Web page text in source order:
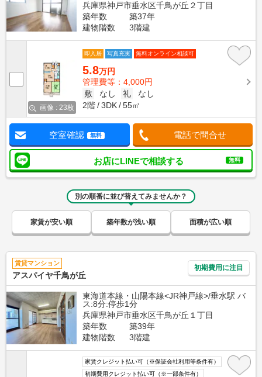
兵庫県神戸市垂水区千鳥が丘２丁目
築年数
築37年
建物階数
3階建
画像 : 23枚
即入居 写真充実 無料オンライン相談可
5.8万円
管理費等：4,000円
敷
なし 礼
なし
2階
3DK 55㎡
空室確認 無料 電話で問合せ
お店にLINEで相談する 無料
別の順番に並び替えてみませんか？
家賃が安い順 築年数が浅い順 面積が広い順
賃貸マンション
アスパイヤ千鳥が丘
初期費用に注目
東海道本線・山陽本線<JR神戸線>/垂水駅 バ
ス:8分:停歩1分
兵庫県神戸市垂水区千鳥が丘１丁目
築年数
築39年
建物階数
3階建
家賃クレジット払い可（※保証会社利用等条件有）
初期費用クレジット払い可（※一部条件有）